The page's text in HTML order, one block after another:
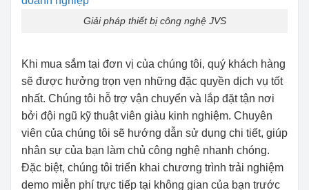
Giải pháp thiết bị công nghệ JVS
Khi mua sắm tại đơn vị của chúng tôi, quý khách hàng
sẽ được hưởng trọn vẹn những đặc quyền dịch vụ tốt
nhất. Chúng tôi hỗ trợ vận chuyển và lắp đặt tận nơi
bởi đội ngũ kỹ thuật viên giàu kinh nghiệm. Chuyên
viên của chúng tôi sẽ hướng dẫn sử dụng chi tiết, giúp
nhân sự của bạn làm chủ công nghệ nhanh chóng.
Đặc biệt, chúng tôi triển khai chương trình trải nghiệm
demo miễn phí trực tiếp tại không gian của bạn trước